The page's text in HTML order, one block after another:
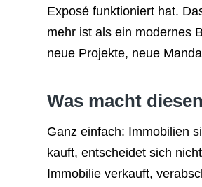
Exposé funktioniert hat.
mehr ist als ein modernes
neue Projekte, neue
Was macht
Ganz einfach: Immobilien
kauft, entscheidet sich
Immobilie verkauft,